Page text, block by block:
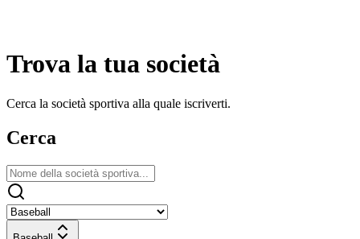
Trova la tua società
Cerca la società sportiva alla quale iscriverti.
Cerca